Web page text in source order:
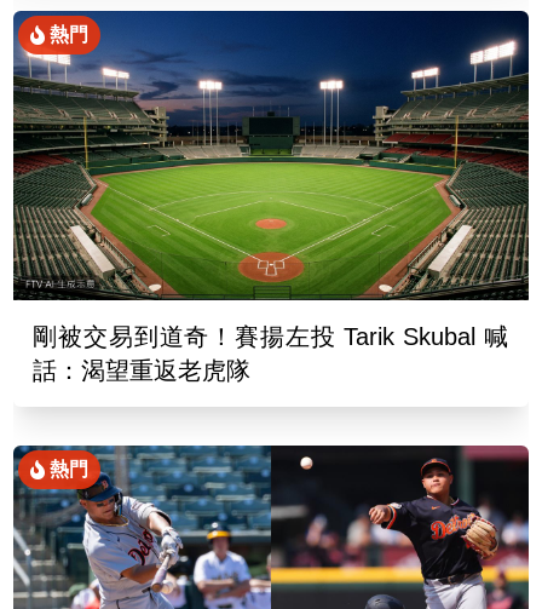
熱門
剛被交易到道奇！賽揚左投 Tarik Skubal 喊
話：渴望重返老虎隊
熱門